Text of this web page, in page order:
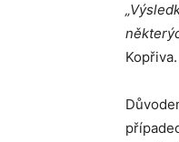
Kopřiva.